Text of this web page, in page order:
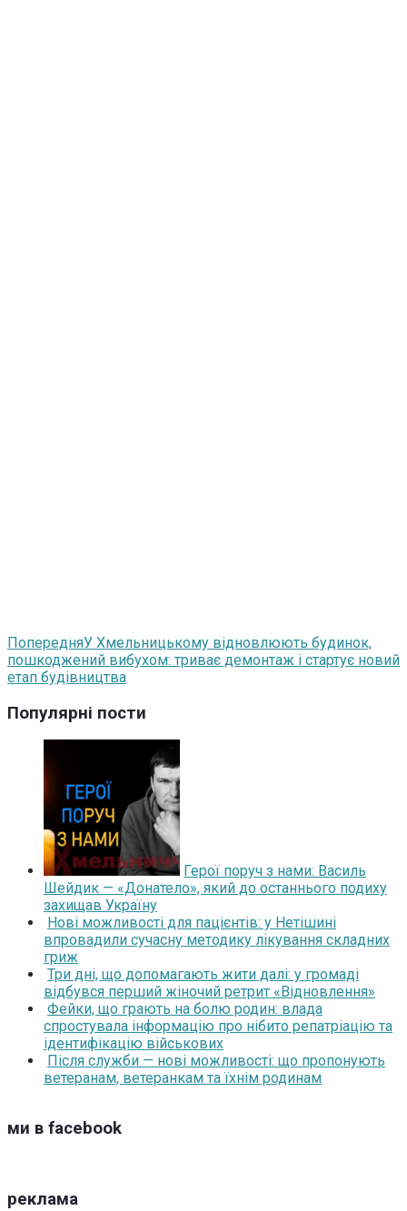
ПопередняУ Хмельницькому відновлюють будинок,
пошкоджений вибухом: триває демонтаж і стартує новий
етап будівництва
Популярні пости
Герої поруч з нами: Василь
Шейдик — «Донатело», який до останнього подиху
захищав Україну
Нові можливості для пацієнтів: у Нетішині
впровадили сучасну методику лікування складних
гриж
Три дні, що допомагають жити далі: у громаді
відбувся перший жіночий ретрит «Відновлення»
Фейки, що грають на болю родин: влада
спростувала інформацію про нібито репатріацію та
ідентифікацію військових
Після служби — нові можливості: що пропонують
ветеранам, ветеранкам та їхнім родинам
ми в facebook
реклама